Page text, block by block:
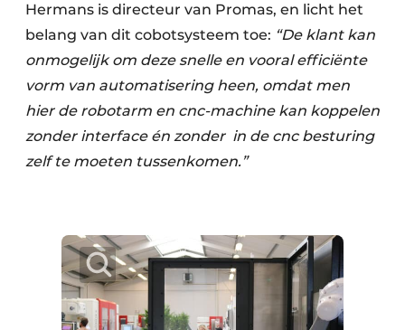
Hermans is directeur van Promas, en licht het
belang van dit cobotsysteem toe: “De klant kan
onmogelijk om deze snelle en vooral efficiënte
vorm van automatisering heen, omdat men
hier de robotarm en cnc-machine kan koppelen
zonder interface én zonder in de cnc besturing
zelf te moeten tussenkomen.”